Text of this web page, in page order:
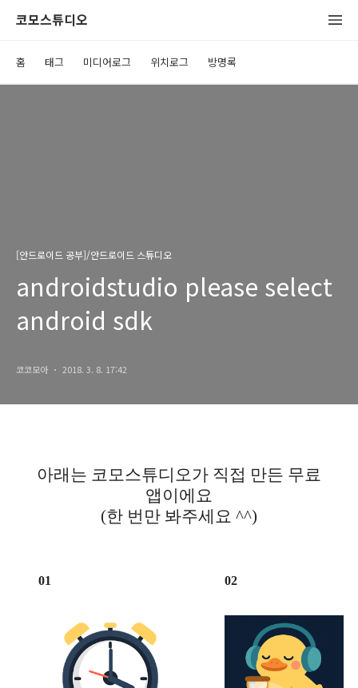
코모스튜디오
홈 태그 미디어로그 위치로그 방명록
[안드로이드 공부]/안드로이드 스튜디오
androidstudio please select
android sdk
코코모아 2018. 3. 8. 17:42
아래는 코모스튜디오가 직접 만든 무료
앱이에요
(한 번만 봐주세요 ^^)
01 02